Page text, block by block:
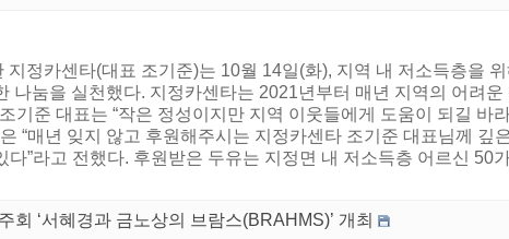
정카센타(대표 조기준)는 10월 14일(화), 지역 내 저소득층을 위
눔을 실천했다. 지정카센타는 2021년부터 매년 지역의 어려운
기준 대표는 “작은 정성이지만 지역 이웃들에게 도움이 되길 바
“매년 잊지 않고 후원해주시는 지정카센타 조기준 대표님께 깊
”라고 전했다. 후원받은 두유는 지정면 내 저소득층 어르신 50
‘서혜경과 금노상의 브람스(BRAHMS)’ 개최